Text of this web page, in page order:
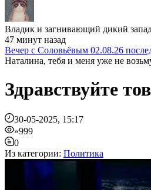
Владик и загнивающий дикий
47 минут назад
Вечер с Соловьёвым 02.08.26
Наталина, тебя и меня уже не
Здравствуйте
30-05-2025, 15:17
»999
0
Из категории: Политика